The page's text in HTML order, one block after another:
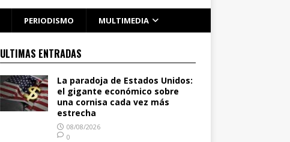
PERIODISMO MULTIMEDIA
ULTIMAS ENTRADAS
La paradoja de Estados Unidos:
el gigante económico sobre
una cornisa cada vez más
estrecha
08/08/2026
0